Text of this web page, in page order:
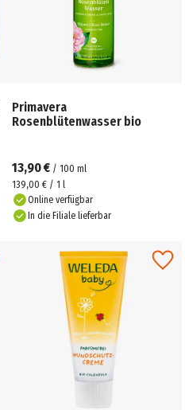
Primavera
Rosenblütenwasser bio
13,90 € / 100 ml
139,00 € / 1 l
Online verfügbar
In die Filiale lieferbar